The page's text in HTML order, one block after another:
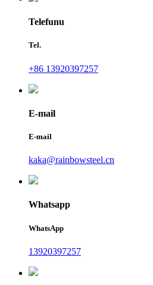
Telefunu
Tel.
+86 13920397257
E-mail
E-mail
kaka@rainbowsteel.cn
Whatsapp
WhatsApp
13920397257